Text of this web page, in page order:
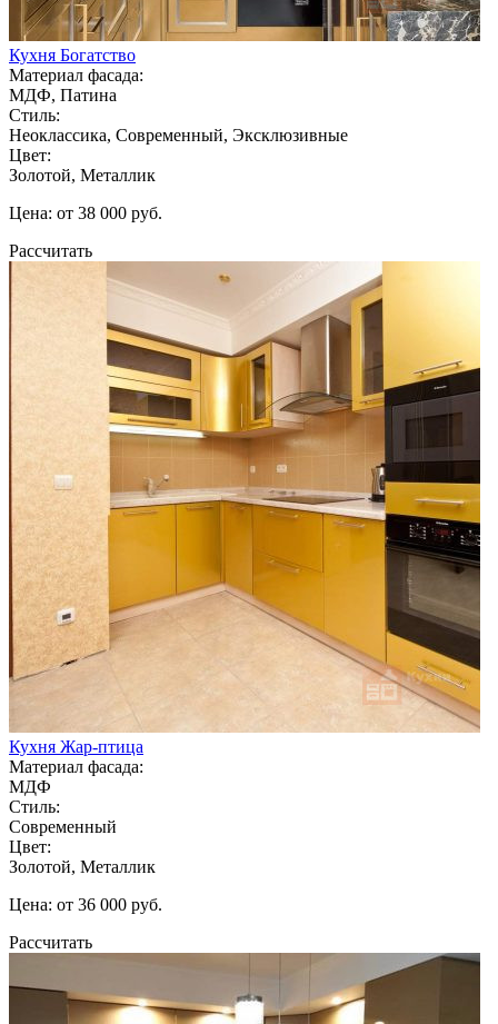
Кухня Богатство
Материал фасада:
МДФ, Патина
Стиль:
Неоклассика, Современный, Эксклюзивные
Цвет:
Золотой, Металлик
Цена: от 38 000 руб.
Рассчитать
Кухня Жар-птица
Материал фасада:
МДФ
Стиль:
Современный
Цвет:
Золотой, Металлик
Цена: от 36 000 руб.
Рассчитать